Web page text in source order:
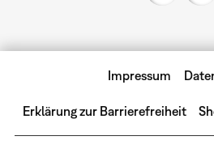
Impressum
Erklärung zur Barrierefreiheit